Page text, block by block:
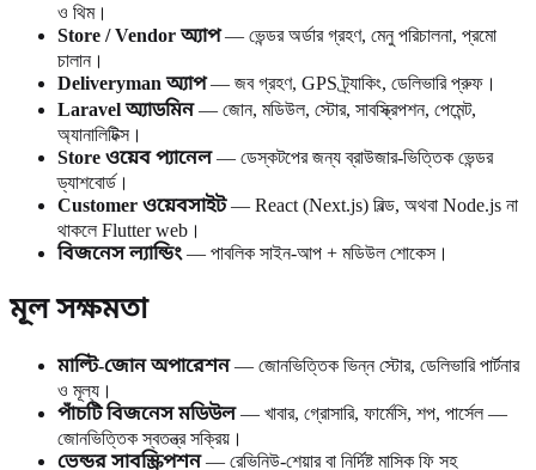
ও থিম।
Store / Vendor অ্যাপ— ভেন্ডর অর্ডার গ্রহণ, মেনু পরিচালনা, প্রমো
চালান।
Deliveryman অ্যাপ— জব গ্রহণ, GPS ট্র্যাকিং, ডেলিভারি প্রুফ।
Laravel অ্যাডমিন— জোন, মডিউল, স্টোর, সাবস্ক্রিপশন, পেমেন্ট,
অ্যানালিটিক্স।
Store ওয়েব প্যানেল— ডেস্কটপের জন্য ব্রাউজার-ভিত্তিক ভেন্ডর
ড্যাশবোর্ড।
Customer ওয়েবসাইট— React (Next.js) বিল্ড, অথবা Node.js না
থাকলে Flutter web।
বিজনেস ল্যান্ডিং — পাবলিক সাইন-আপ + মডিউল শোকেস।
মূল সক্ষমতা
মাল্টি-জোন অপারেশন— জোনভিত্তিক ভিন্ন স্টোর, ডেলিভারি পার্টনার
ও মূল্য।
পাঁচটি বিজনেস মডিউল— খাবার, গ্রোসারি, ফার্মেসি, শপ, পার্সেল —
জোনভিত্তিক স্বতন্ত্র সক্রিয়।
ভেন্ডর সাবস্ক্রিপশন— রেভিনিউ-শেয়ার বা নির্দিষ্ট মাসিক ফি সহ